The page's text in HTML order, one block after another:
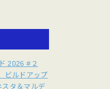
2026 #２
ビルドアップ
タ＆マルデ